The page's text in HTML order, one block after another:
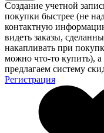
Создание учетной
покупки быстрее (не
контактную
видеть заказы,
накапливать при
можно что-то купить),
предлагаем систему
Регистрация